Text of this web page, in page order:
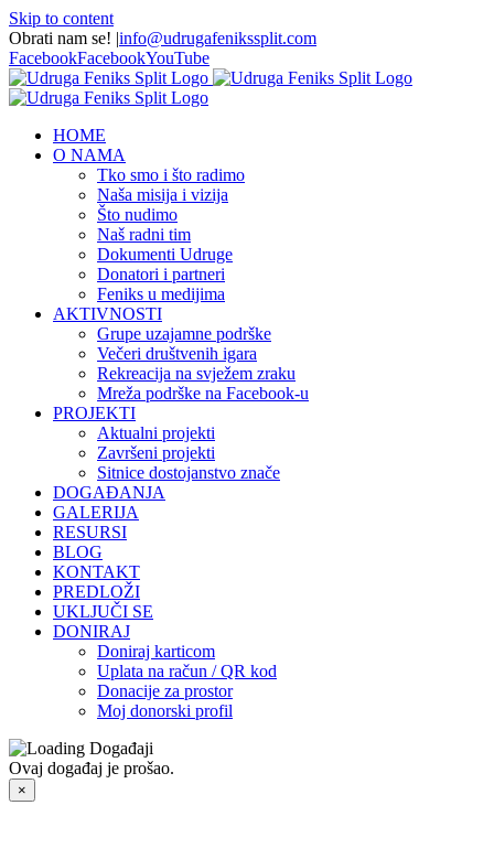
Skip to content
Obrati nam se! |info@udrugafenikssplit.com
FacebookFacebookYouTube
HOME
O NAMA
Tko smo i što radimo
Naša misija i vizija
Što nudimo
Naš radni tim
Dokumenti Udruge
Donatori i partneri
Feniks u medijima
AKTIVNOSTI
Grupe uzajamne podrške
Večeri društvenih igara
Rekreacija na svježem zraku
Mreža podrške na Facebook-u
PROJEKTI
Aktualni projekti
Završeni projekti
Sitnice dostojanstvo znače
DOGAĐANJA
GALERIJA
RESURSI
BLOG
KONTAKT
PREDLOŽI
UKLJUČI SE
DONIRAJ
Doniraj karticom
Uplata na račun / QR kod
Donacije za prostor
Moj donorski profil
Ovaj događaj je prošao.
×